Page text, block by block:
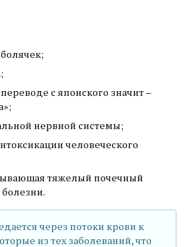
с японского значит –
нервной системы;
человеческого
тяжелый почечный
через потоки крови к
из тех заболеваний, что